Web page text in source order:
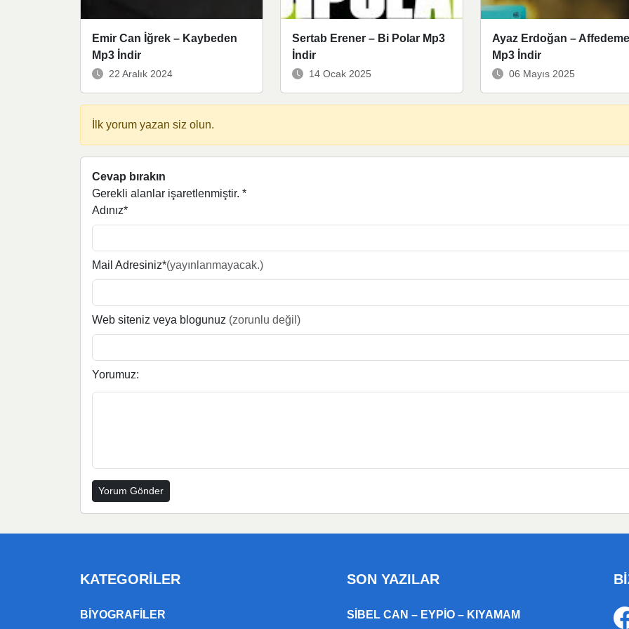
Emir Can İğrek – Kaybeden
Mp3 İndir
22 Aralık 2024
Sertab Erener – Bi Polar Mp3
İndir
14 Ocak 2025
Ayaz Erdoğan –
Mp3 İndir
06 Mayıs 2025
İlk yorum yazan siz olun.
Cevap bırakın
Gerekli alanlar işaretlenmiştir. *
Adınız*
Mail Adresiniz*(yayınlanmayacak.)
Web siteniz veya blogunuz (zorunlu değil)
Yorumuz:
KATEGORILER
BIYOGRAFILER
SON YAZILAR
SIBEL CAN – EYPIO – KIYAMAM